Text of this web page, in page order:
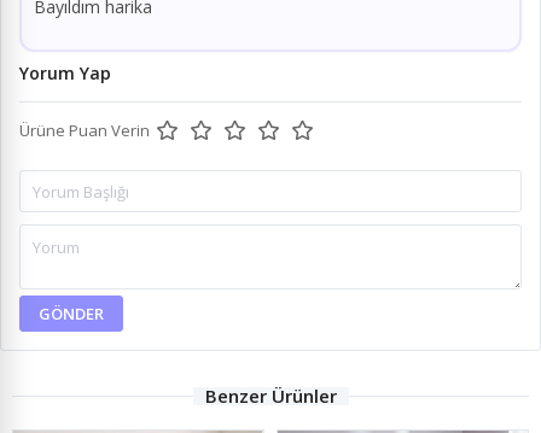
Bayıldım harika
Yorum Yap
Ürüne Puan Verin
GÖNDER
Benzer Ürünler